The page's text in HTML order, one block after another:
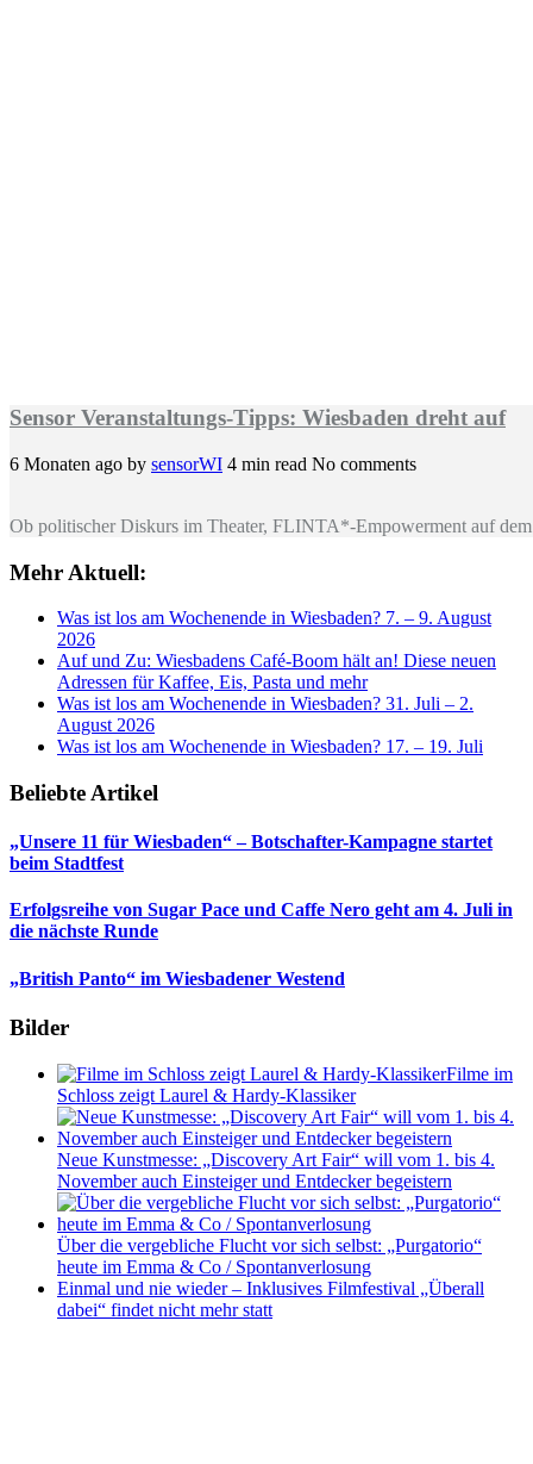
Sensor Veranstaltungs-Tipps: Wiesbaden dreht auf
6 Monaten ago by sensorWI 4 min read No comments
Ob politischer Diskurs im Theater, FLINTA*-Empowerment auf
Mehr Aktuell:
Was ist los am Wochenende in Wiesbaden? 7. – 9. August
2026
Auf und Zu: Wiesbadens Café-Boom hält an! Diese neuen
Adressen für Kaffee, Eis, Pasta und mehr
Was ist los am Wochenende in Wiesbaden? 31. Juli – 2.
August 2026
Was ist los am Wochenende in Wiesbaden? 17. – 19. Juli
Beliebte Artikel
„Unsere 11 für Wiesbaden“ – Botschafter-Kampagne startet
beim Stadtfest
Erfolgsreihe von Sugar Pace und Caffe Nero geht am 4. Juli in
die nächste Runde
„British Panto“ im Wiesbadener Westend
Bilder
Filme im
Schloss zeigt Laurel & Hardy-Klassiker
Neue Kunstmesse: „Discovery Art Fair“ will vom 1. bis 4.
November auch Einsteiger und Entdecker begeistern
Über die vergebliche Flucht vor sich selbst: „Purgatorio“
heute im Emma & Co / Spontanverlosung
Einmal und nie wieder – Inklusives Filmfestival „Überall
dabei“ findet nicht mehr statt